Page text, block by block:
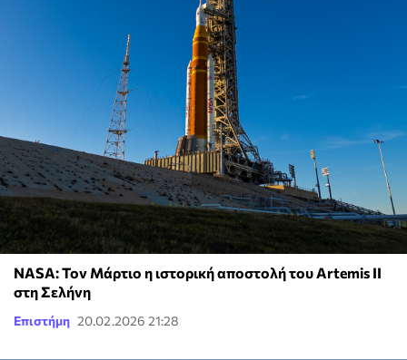
NASA: Τον Μάρτιο η ιστορική αποστολή του Artemis II
στη Σελήνη
Επιστήμη 20.02.2026 21:28